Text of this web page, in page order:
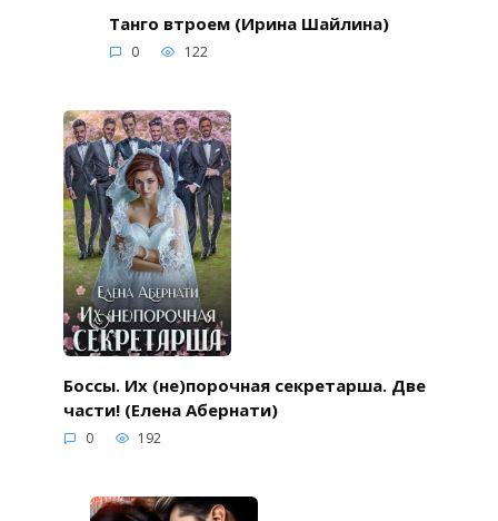
Танго втроем (Ирина Шайлина)
0 122
Боссы. Их (не)порочная секретарша. Две
части! (Елена Абернати)
0 192